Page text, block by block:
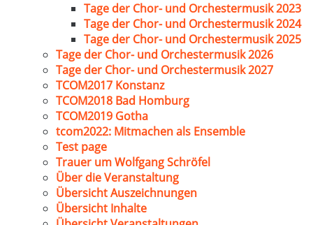
Tage der Chor- und Orchestermusik 2023
Tage der Chor- und Orchestermusik 2024
Tage der Chor- und Orchestermusik 2025
Tage der Chor- und Orchestermusik 2026
Tage der Chor- und Orchestermusik 2027
TCOM2017 Konstanz
TCOM2018 Bad Homburg
TCOM2019 Gotha
tcom2022: Mitmachen als Ensemble
Test page
Trauer um Wolfgang Schröfel
Über die Veranstaltung
Übersicht Auszeichnungen
Übersicht Inhalte